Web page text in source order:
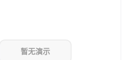
暂无演示